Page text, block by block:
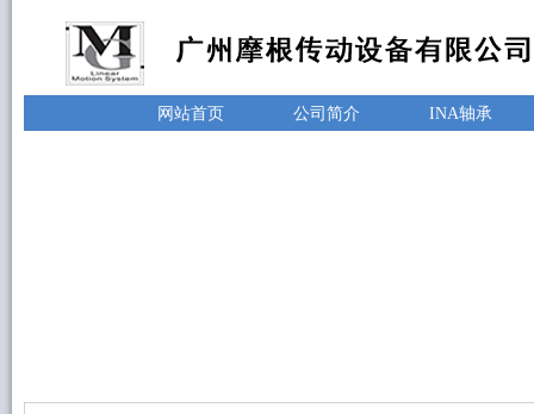
网站首页 公司简介 INA轴承